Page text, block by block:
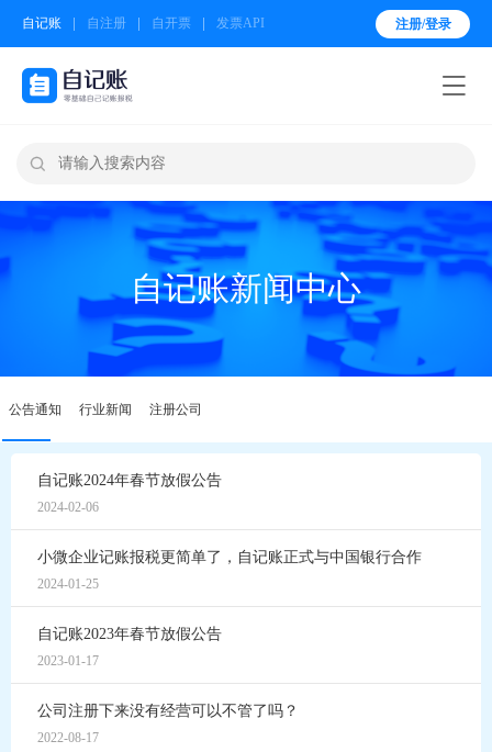
自记账 自注册 自开票 发票API 注册/登录


自记账新闻中心
公告通知 行业新闻 注册公司
自记账2024年春节放假公告
2024-02-06
小微企业记账报税更简单了，自记账正式与中国银行合作
2024-01-25
自记账2023年春节放假公告
2023-01-17
公司注册下来没有经营可以不管了吗？
2022-08-17